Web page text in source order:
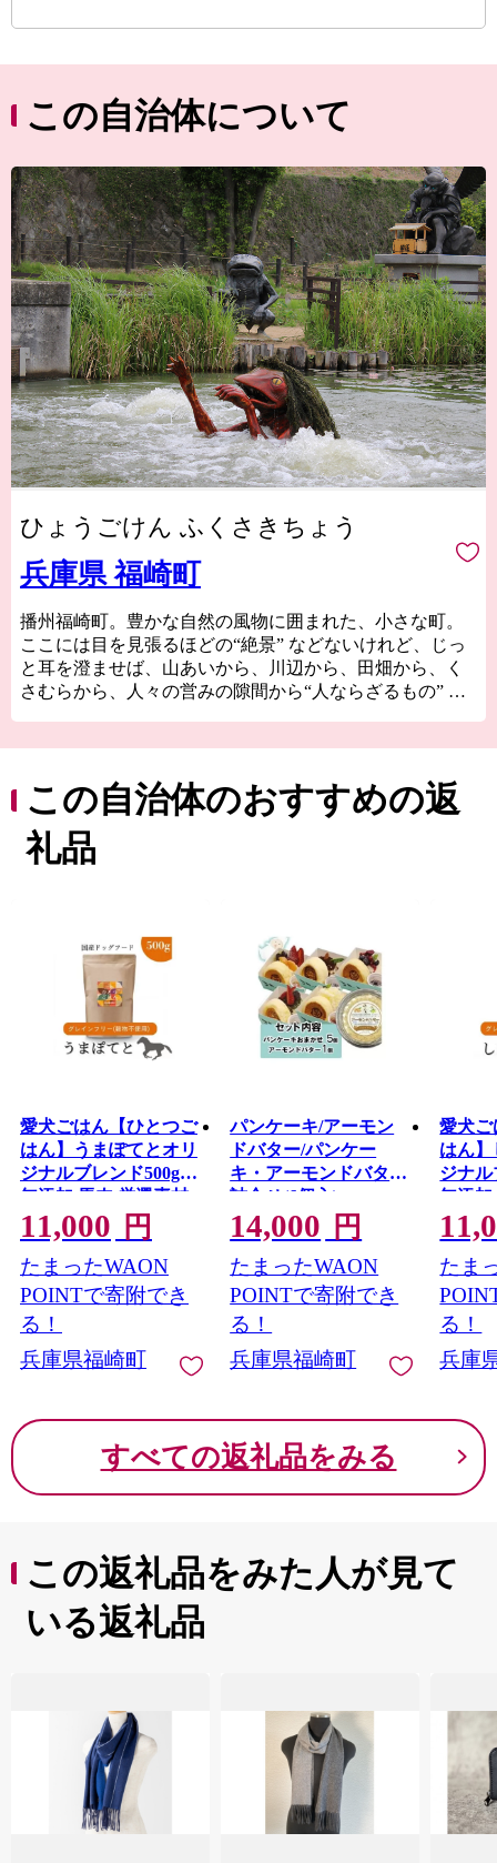
この自治体について
ひょうごけん ふくさきちょう
兵庫県 福崎町
播州福崎町。豊かな自然の風物に囲まれた、小さな町。
ここには目を見張るほどの“絶景” などないけれど、じっ
と耳を澄ませば、山あいから、川辺から、田畑から、く
さむらから、人々の営みの隙間から“人ならざるもの” の
この自治体のおすすめの返
礼品
愛犬ごはん【ひとつご
はん】うまぽてとオリ
ジナルブレンド500g
無添加 馬肉 厳選素材
ドッグフード
11,000 円
たまったWAON
POINTで寄附でき
る！
兵庫県福崎町
パンケーキ/アーモン
ドバター/パンケー
キ・アーモンドバター
詰合せ(6個入)
14,000 円
たまったWAON
POINTで寄附でき
る！
兵庫県福崎町
愛犬ご
はん
ジナル
無添
ドッ
たま
る！
兵庫
すべての返礼品をみる
この返礼品をみた人が見て
いる返礼品